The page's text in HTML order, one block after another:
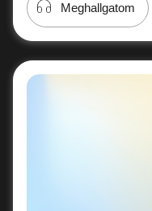
Meghallgatom